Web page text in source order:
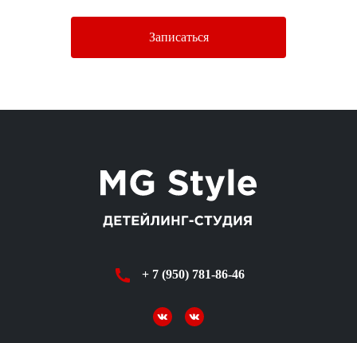
Записаться
+ 7 (950) 781-86-46